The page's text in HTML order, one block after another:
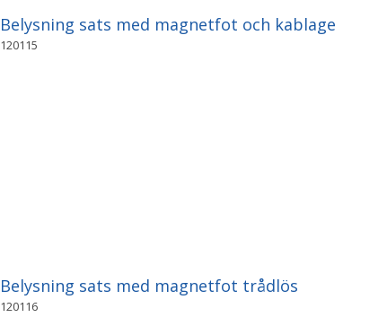
Belysning sats med magnetfot och kablage
120115
Belysning sats med magnetfot trådlös
120116